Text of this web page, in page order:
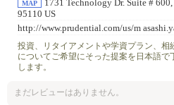
MAP 1731 Technology Dr. Suite # 600,
95110 US
http://www.prudential.com/us/m
投資、リタイアメントや学資プラン、相
についてご希望にそった提案を日本語で
します。
まだレビューはありません。